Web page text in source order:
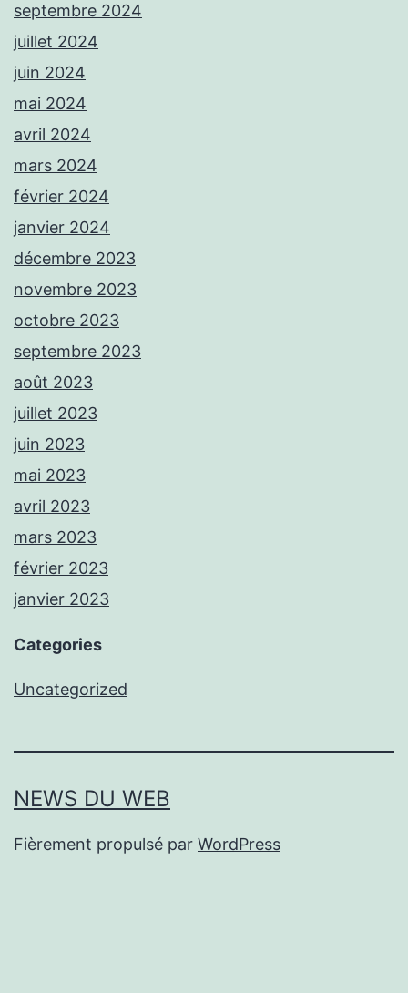
septembre 2024
juillet 2024
juin 2024
mai 2024
avril 2024
mars 2024
février 2024
janvier 2024
décembre 2023
novembre 2023
octobre 2023
septembre 2023
août 2023
juillet 2023
juin 2023
mai 2023
avril 2023
mars 2023
février 2023
janvier 2023
Categories
Uncategorized
NEWS DU WEB
Fièrement propulsé par WordPress